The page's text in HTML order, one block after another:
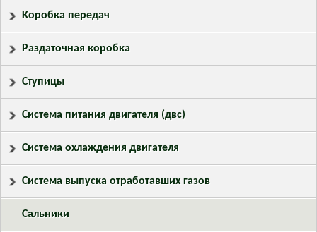
Коробка передач
Раздаточная коробка
Ступицы
Система питания двигателя (двс)
Система охлаждения двигателя
Система выпуска отработавших газов
Сальники